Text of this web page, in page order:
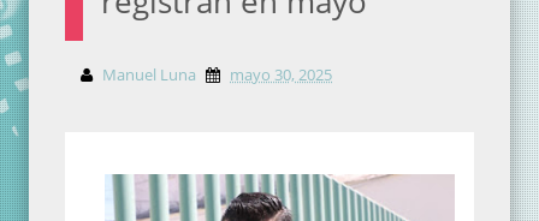
Manuel Luna mayo 30, 2025